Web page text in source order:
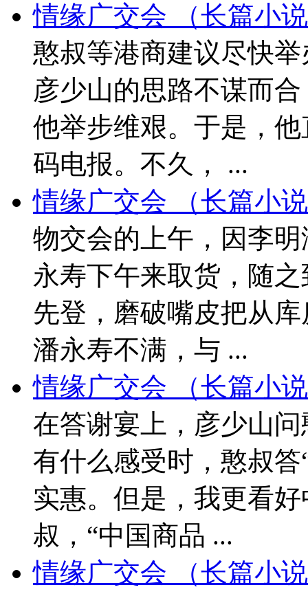
情缘广交会 （长篇小
憨叔等港商建议尽快
彦少山的思路不谋而
他举步维艰。于是，
码电报。不久， ...
情缘广交会 （长篇小
物交会的上午，因李
永寿下午来取货，随
先登，磨破嘴皮把从
潘永寿不满，与 ...
情缘广交会 （长篇小
在答谢宴上，彦少山
有什么感受时，憨叔
实惠。但是，我更看
叔，“中国商品 ...
情缘广交会 （长篇小